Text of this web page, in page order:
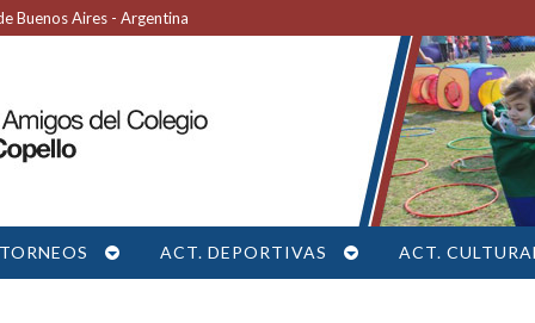
Buenos Aires - Argentina
TORNEOS ACT. DEPORTIVAS ACT.